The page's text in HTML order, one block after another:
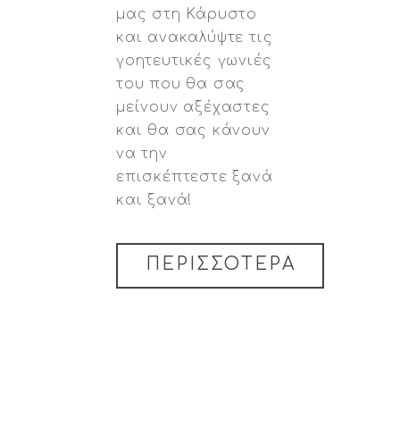
μας στη Κάρυστο
και ανακαλύψτε τις
γοητευτικές γωνιές
του που θα σας
μείνουν αξέχαστες
και θα σας κάνουν
να την
επισκέπτεστε ξανά
και ξανά!
ΠΕΡΙΣΣΟΤΕΡΑ